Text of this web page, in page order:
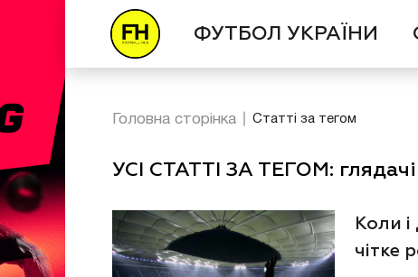
ФУТБОЛ УКРАЇНИ
Головна сторінка Статті за тегом
УСІ СТАТТІ ЗА ТЕГОМ: глядачі
Коли
чітке